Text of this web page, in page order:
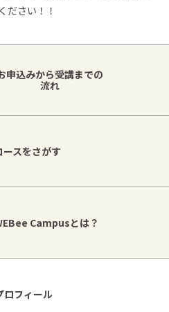
ださい！！
申込みから受講までの
流れ
ースをさがす
Campusとは？
ロフィール